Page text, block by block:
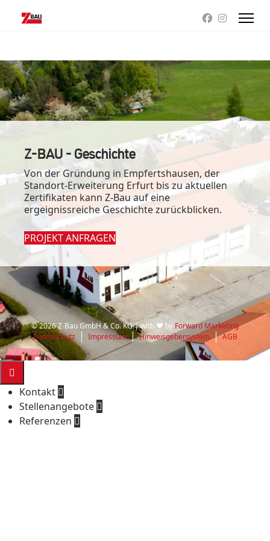
Z‑BAU - Geschichte
Von der Gründung in Empfertshausen, der
Standort-Erweiterung Erfurt bis zu aktuellen
Zertifikaten kann Z-Bau auf eine
ergeignissreiche Geschichte zurückblicken.
PROJEKT ANFRAGEN
© 2026 Z-Bau GmbH & Co. KG | with ♥ by Forward Marketing
Datenschutz
Impressum Hinweisgebersystem AGB

Kontakt 
Stellenangebote 
Referenzen 